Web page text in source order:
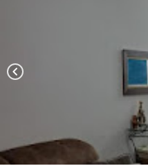
chevron_left